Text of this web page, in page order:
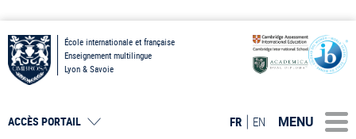
École internationale et française
Enseignement multilingue
Lyon & Savoie
ACCÈS PORTAIL
FR EN MENU